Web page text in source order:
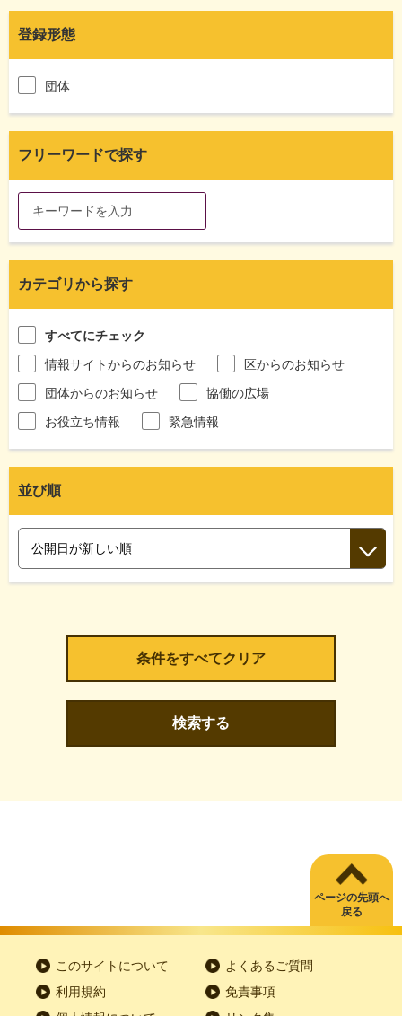
登録形態
団体
フリーワードで探す
カテゴリから探す
すべてにチェック
情報サイトからのお知らせ
区からのお知らせ
団体からのお知らせ
協働の広場
お役立ち情報
緊急情報
並び順
検索する
ページの先頭へ
戻る
このサイトについて
よくあるご質問
利用規約
免責事項